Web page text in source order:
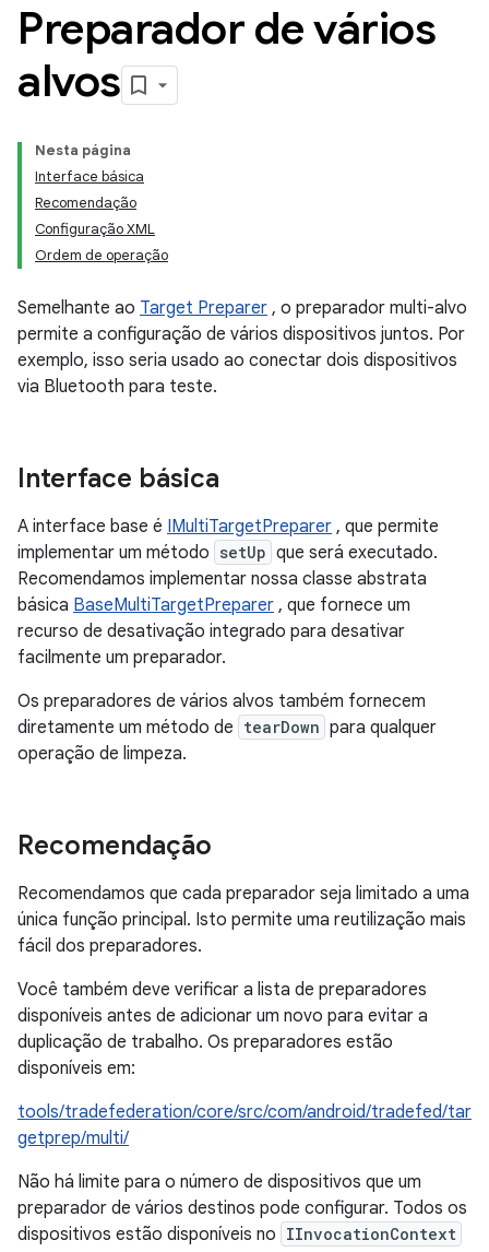
Preparador de vários
alvos
Nesta página
Interface básica
Recomendação
Configuração XML
Ordem de operação
Semelhante ao Target Preparer , o preparador multi-alvo
permite a configuração de vários dispositivos juntos. Por
exemplo, isso seria usado ao conectar dois dispositivos
via Bluetooth para teste.
Interface básica
A interface base é IMultiTargetPreparer , que permite
implementar um método setUp que será executado.
Recomendamos implementar nossa classe abstrata
básica BaseMultiTargetPreparer , que fornece um
recurso de desativação integrado para desativar
facilmente um preparador.
Os preparadores de vários alvos também fornecem
diretamente um método de tearDown para qualquer
operação de limpeza.
Recomendação
Recomendamos que cada preparador seja limitado a uma
única função principal. Isto permite uma reutilização mais
fácil dos preparadores.
Você também deve verificar a lista de preparadores
disponíveis antes de adicionar um novo para evitar a
duplicação de trabalho. Os preparadores estão
disponíveis em:
tools/tradefederation/core/src/com/android/tradefed/tar
getprep/multi/
Não há limite para o número de dispositivos que um
preparador de vários destinos pode configurar. Todos os
dispositivos estão disponíveis no IInvocationContext